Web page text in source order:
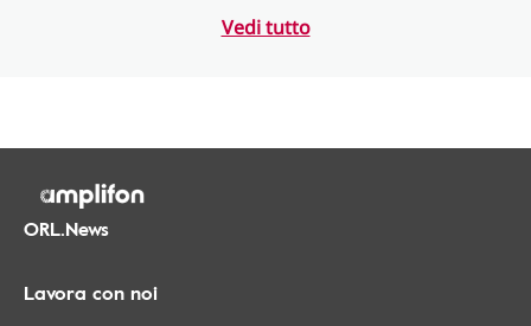
Vedi tutto
ORL.News
Lavora con noi